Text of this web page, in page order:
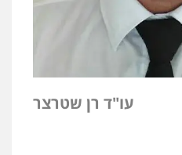
עו"ד רן שטרצר